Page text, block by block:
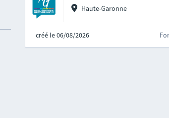
Haute-Garonne
créé le 06/08/2026